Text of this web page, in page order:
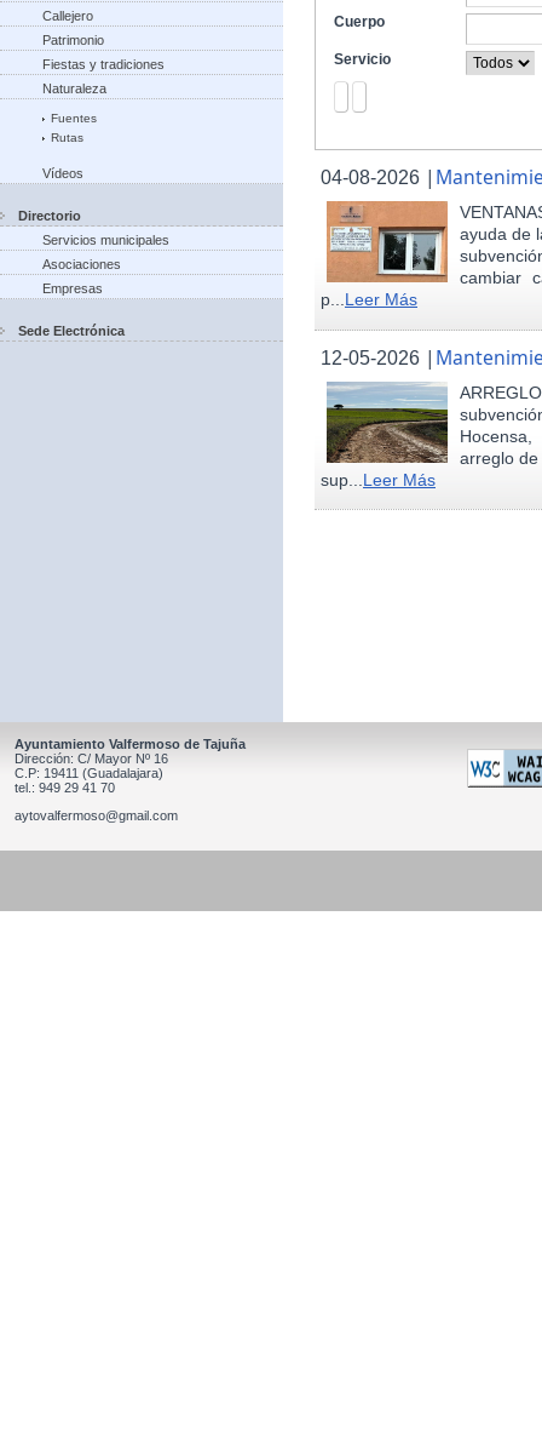
Callejero
Patrimonio
Fiestas y tradiciones
Naturaleza
Fuentes
Rutas
Vídeos
Directorio
Servicios municipales
Asociaciones
Empresas
Sede Electrónica
Cuerpo
Servicio
04-08-2026 |
ayuda de
cambiar
p...Leer Más
12-05-2026 |
arreglo
sup... Leer Más
Ayuntamiento Valfermoso de Tajuña
Dirección: C/ Mayor Nº 16
C.P: 19411 (Guadalajara)
tel.: 949 29 41 70
aytovalfermoso@gmail.com